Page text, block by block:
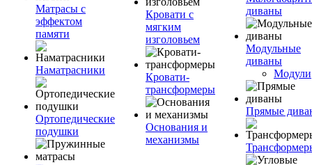
Матрасы с
эффектом
памяти
Наматрасники
Ортопедические
подушки
Кровати с
мягким
изголовьем
Кровати-
трансформеры
Основания и
механизмы
диваны
Модульные
диваны
Модули
Прямые